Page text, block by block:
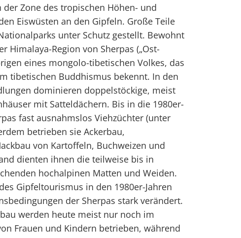
der Zone des tropischen Höhen- und
Eiswüsten an den Gipfeln. Große Teile
unter Schutz gestellt. Bewohnt
Himalaya-Region von Sherpas („Ost-
eines mongolo-tibetischen Volkes, das
tibetischen Buddhismus bekennt. In den
dominieren doppelstöckige, meist
mit Satteldächern. Bis in die 1980er-
fast ausnahmslos Viehzüchter (unter
betrieben sie Ackerbau,
von Kartoffeln, Buchweizen und
dienten ihnen die teilweise bis in
hochalpinen Matten und Weiden.
Gipfeltourismus in den 1980er-Jahren
der Sherpas stark verändert.
werden heute meist nur noch im
Frauen und Kindern betrieben, während